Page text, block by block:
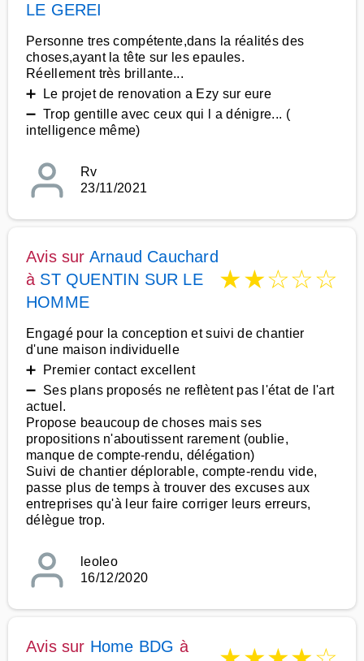
LE GEREI
Personne tres compétente,dans la réalités des
choses,ayant la tête sur les epaules.
Réellement très brillante...
➕ Le projet de renovation a Ezy sur eure
➖ Trop gentille avec ceux qui l a dénigre... (
intelligence même)
Rv
23/11/2021
Avis sur Arnaud Cauchard
à ST QUENTIN SUR LE
HOMME
★★☆☆☆
Engagé pour la conception et suivi de chantier
d'une maison individuelle
➕ Premier contact excellent
➖ Ses plans proposés ne reflètent pas l'état de l'art
actuel.
Propose beaucoup de choses mais ses
propositions n'aboutissent rarement (oublie,
manque de compte-rendu, délégation)
Suivi de chantier déplorable, compte-rendu vide,
passe plus de temps à trouver des excuses aux
entreprises qu'à leur faire corriger leurs erreurs,
délègue trop.
leoleo
16/12/2020
Avis sur Home BDG à